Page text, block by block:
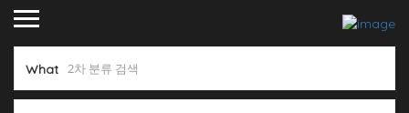
What